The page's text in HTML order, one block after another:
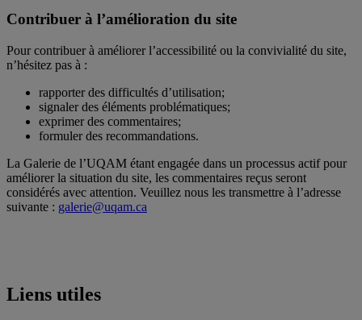
Contribuer à l’amélioration du site
Pour contribuer à améliorer l’accessibilité ou la convivialité du site,
n’hésitez pas à :
rapporter des difficultés d’utilisation;
signaler des éléments problématiques;
exprimer des commentaires;
formuler des recommandations.
La Galerie de l’UQAM étant engagée dans un processus actif pour
améliorer la situation du site, les commentaires reçus seront
considérés avec attention. Veuillez nous les transmettre à l’adresse
suivante : galerie@uqam.ca
Liens utiles